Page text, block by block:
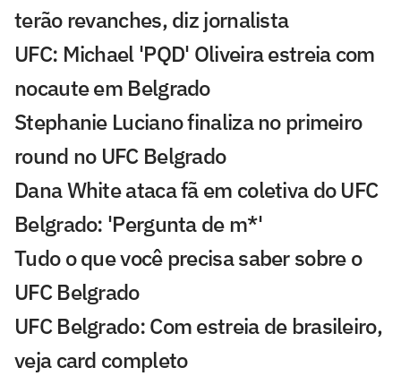
terão revanches, diz jornalista
UFC: Michael 'PQD' Oliveira estreia com
nocaute em Belgrado
Stephanie Luciano finaliza no primeiro
round no UFC Belgrado
Dana White ataca fã em coletiva do UFC
Belgrado: 'Pergunta de m*'
Tudo o que você precisa saber sobre o
UFC Belgrado
UFC Belgrado: Com estreia de brasileiro,
veja card completo